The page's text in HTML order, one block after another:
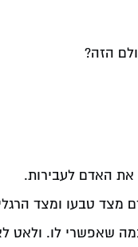
הזה?
את האדם לעבירות.
טבעו ומצד
שאפשרי לו. ולאט